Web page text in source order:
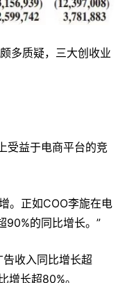
多质疑，三大创收业
受益于电商平台的竞
。正如COO李旎在电
90%的同比增长。”
收入同比增长超
增长超80%。